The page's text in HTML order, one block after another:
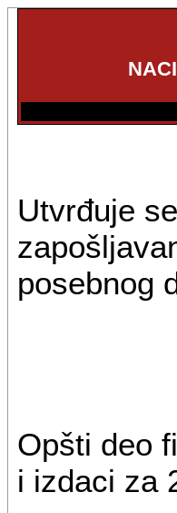
Utvrđuje
posebnog
Opšti deo
i izdaci za